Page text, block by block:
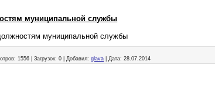
муниципальной службы
муниципальной службы
1556 |Загрузок: 0 Добавил: glava Дата: 28.07.2014